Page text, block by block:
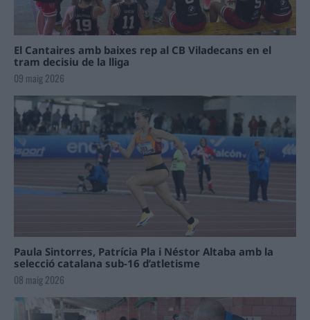
El Cantaires amb baixes rep al CB Viladecans en el
tram decisiu de la lliga
09 maig 2026
Paula Sintorres, Patrícia Pla i Néstor Altaba amb la
selecció catalana sub-16 d’atletisme
08 maig 2026